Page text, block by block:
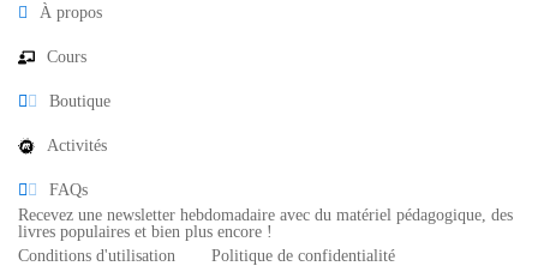
À propos
Cours
Boutique
Activités
FAQs
Recevez une newsletter hebdomadaire avec du matériel pédagogique, des
livres populaires et bien plus encore !
Conditions d'utilisation
Politique de confidentialité